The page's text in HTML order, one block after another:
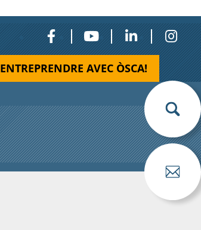
ENTREPRENDRE AVEC ÒSCA!